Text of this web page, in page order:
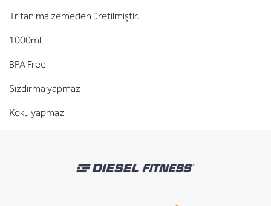
Tritan malzemeden üretilmiştir.
1000ml
BPA Free
Sızdırma yapmaz
Koku yapmaz